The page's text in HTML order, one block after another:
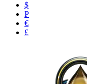
$
Р
€
£